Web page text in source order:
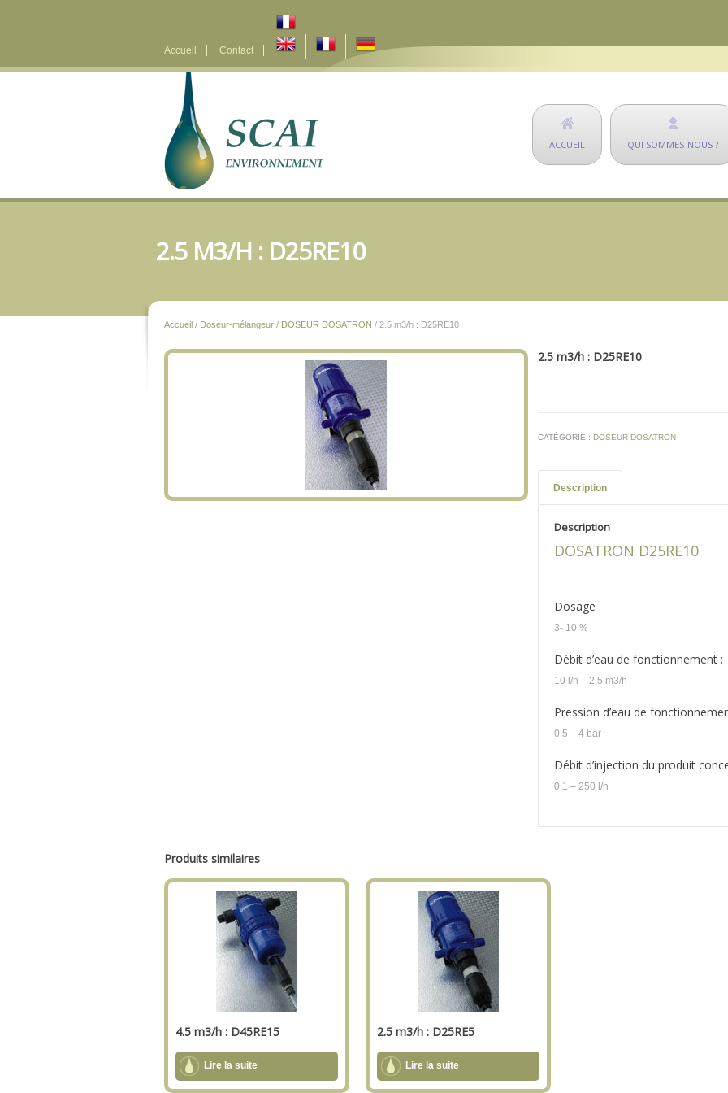
Accueil Contact
ACCUEIL QUI SOMMES-NOUS ?
2.5 M3/H : D25RE10
Accueil / Doseur-mélangeur / DOSEUR DOSATRON / 2.5 m3/h : D25RE10
2.5 m3/h : D25RE10
CATÉGORIE : DOSEUR DOSATRON
Description
Description
DOSATRON D25RE10
Dosage :
3- 10 %
Débit d’eau de fonctionnement :
10 l/h – 2.5 m3/h
Pression d’eau de
0.5 – 4 bar
Débit d’injection du produit
0.1 – 250 l/h
Produits similaires
4.5 m3/h : D45RE15
Lire la suite
2.5 m3/h : D25RE5
Lire la suite